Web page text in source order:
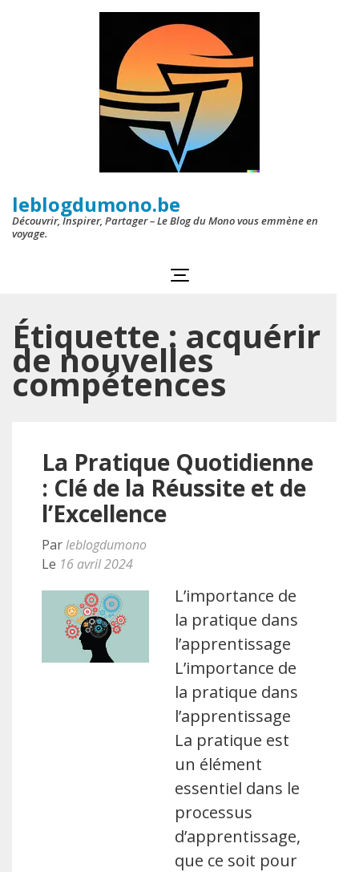
leblogdumono.be
Découvrir, Inspirer, Partager – Le Blog du Mono vous emmène en
voyage.
Étiquette : acquérir
de nouvelles
compétences
La Pratique Quotidienne
: Clé de la Réussite et de
l’Excellence
Parleblogdumono
Le 16 avril 2024
L’importance de
la pratique dans
l’apprentissage
L’importance de
la pratique dans
l’apprentissage
La pratique est
un élément
essentiel dans le
processus
d’apprentissage,
que ce soit pour